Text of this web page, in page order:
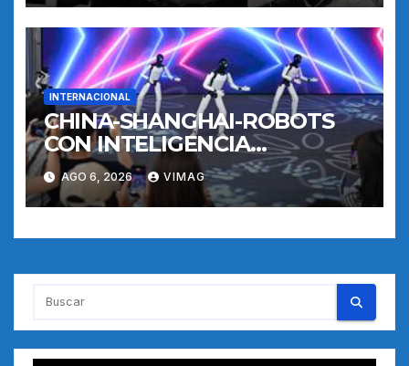
INTERNACIONAL
CHINA-SHANGHAI-ROBOTS
CON INTELIGENCIA
INCORPORADA-
ENTRENAMIENTO
AGO 6, 2026 VIMAG